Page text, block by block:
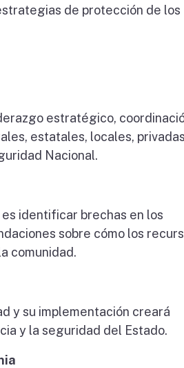
de protección de los
estratégico,
estatales, locales,
Nacional.
identificar brechas en los
sobre cómo los
comunidad.
y su implementación creará
y la seguridad del Estado.